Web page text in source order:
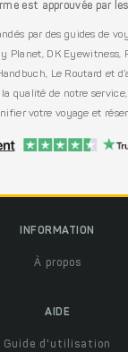
est approuvée par
par des guides de
Planet, DK Eyewitness,
Le Routard et
qualité de notre
votre voyage et
INFORMATION
À propos
AIDE
Guide d'utilisation